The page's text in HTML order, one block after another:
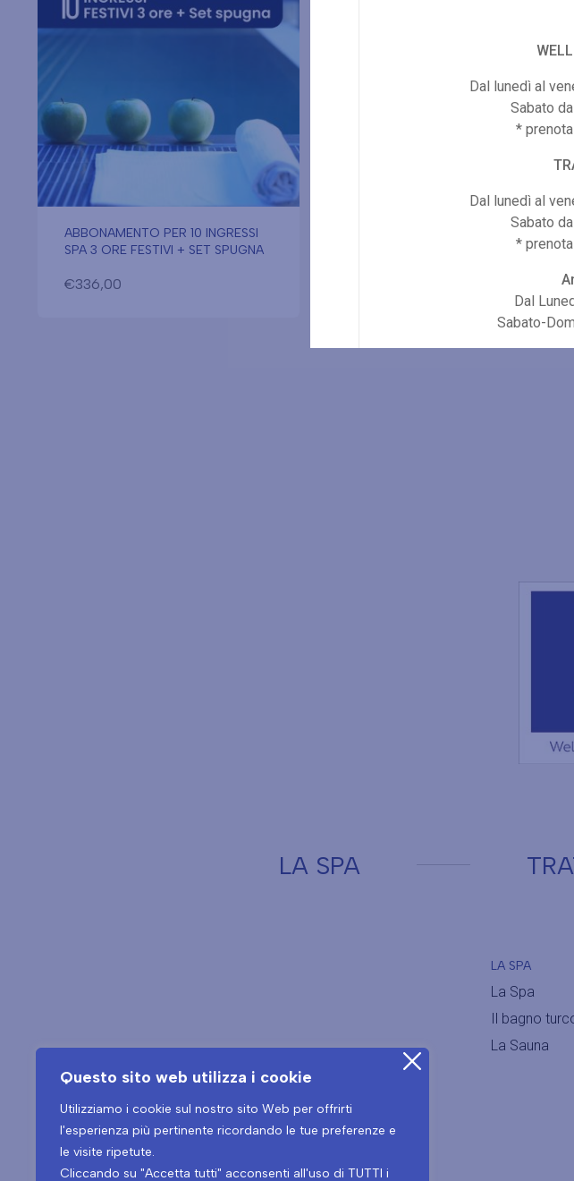
Questo sito web utilizza i cookie
Utilizziamo i cookie sul nostro sito Web per offrirti
l'esperienza più pertinente ricordando le tue preferenze e
le visite ripetute.
Cliccando su "Accetta tutti" acconsenti all'uso di TUTTI i
ABBONAMENTO PER 10 INGRESSI
SPA 3 ORE FESTIVI + SET SPUGNA
€336,00
LA SPA
+39 0432 546534
LA SPA
La Spa
Il bagno
La Sauna
Dal lunedì al
Sabato
*
Dal lunedì al
Sabato
*
Dal
Sabato-